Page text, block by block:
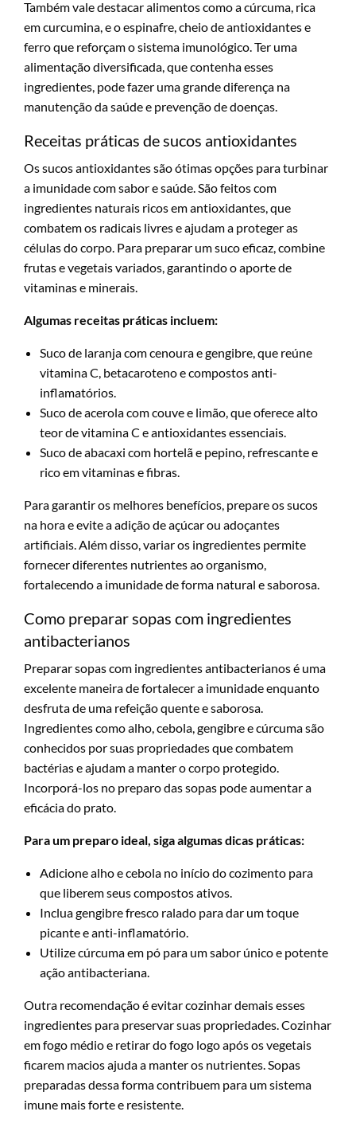
Também vale destacar alimentos como a cúrcuma, rica
em curcumina, e o espinafre, cheio de antioxidantes e
ferro que reforçam o sistema imunológico. Ter uma
alimentação diversificada, que contenha esses
ingredientes, pode fazer uma grande diferença na
manutenção da saúde e prevenção de doenças.
Receitas práticas de sucos antioxidantes
Os sucos antioxidantes são ótimas opções para turbinar
a imunidade com sabor e saúde. São feitos com
ingredientes naturais ricos em antioxidantes, que
combatem os radicais livres e ajudam a proteger as
células do corpo. Para preparar um suco eficaz, combine
frutas e vegetais variados, garantindo o aporte de
vitaminas e minerais.
Algumas receitas práticas incluem:
Suco de laranja com cenoura e gengibre, que reúne
vitamina C, betacaroteno e compostos anti-
inflamatórios.
Suco de acerola com couve e limão, que oferece alto
teor de vitamina C e antioxidantes essenciais.
Suco de abacaxi com hortelã e pepino, refrescante e
rico em vitaminas e fibras.
Para garantir os melhores benefícios, prepare os sucos
na hora e evite a adição de açúcar ou adoçantes
artificiais. Além disso, variar os ingredientes permite
fornecer diferentes nutrientes ao organismo,
fortalecendo a imunidade de forma natural e saborosa.
Como preparar sopas com ingredientes
antibacterianos
Preparar sopas com ingredientes antibacterianos é uma
excelente maneira de fortalecer a imunidade enquanto
desfruta de uma refeição quente e saborosa.
Ingredientes como alho, cebola, gengibre e cúrcuma são
conhecidos por suas propriedades que combatem
bactérias e ajudam a manter o corpo protegido.
Incorporá-los no preparo das sopas pode aumentar a
eficácia do prato.
Para um preparo ideal, siga algumas dicas práticas:
Adicione alho e cebola no início do cozimento para
que liberem seus compostos ativos.
Inclua gengibre fresco ralado para dar um toque
picante e anti-inflamatório.
Utilize cúrcuma em pó para um sabor único e potente
ação antibacteriana.
Outra recomendação é evitar cozinhar demais esses
ingredientes para preservar suas propriedades. Cozinhar
em fogo médio e retirar do fogo logo após os vegetais
ficarem macios ajuda a manter os nutrientes. Sopas
preparadas dessa forma contribuem para um sistema
imune mais forte e resistente.